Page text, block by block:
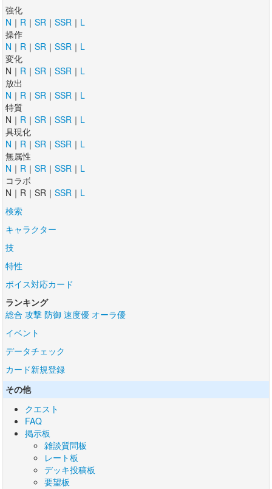
強化
N ｜ R ｜ SR ｜ SSR ｜ L
操作
N ｜ R ｜ SR ｜ SSR ｜ L
変化
N｜ R ｜ SR ｜ SSR ｜ L
放出
N ｜ R ｜ SR ｜ SSR ｜ L
特質
N｜ R ｜ SR ｜ SSR ｜ L
具現化
N ｜ R ｜ SR ｜ SSR ｜ L
無属性
N ｜ R ｜ SR ｜ SSR ｜ L
コラボ
N｜R｜SR｜ SSR ｜ L
検索
キャラクター
技
特性
ボイス対応カード
ランキング
総合 攻撃 防御 速度優 オーラ優
イベント
データチェック
カード新規登録
その他
クエスト
FAQ
掲示板
雑談質問板
レート板
デッキ投稿板
要望板